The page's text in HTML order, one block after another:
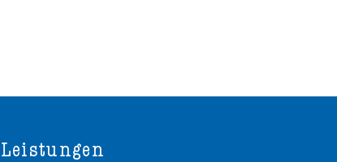
Leistungen